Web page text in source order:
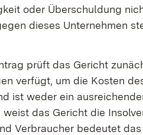
oder Überschuldung
dieses Unternehmen
prüft das Gericht
verfügt, um die Kosten
ist weder ein
das Gericht die
Verbraucher bedeutet